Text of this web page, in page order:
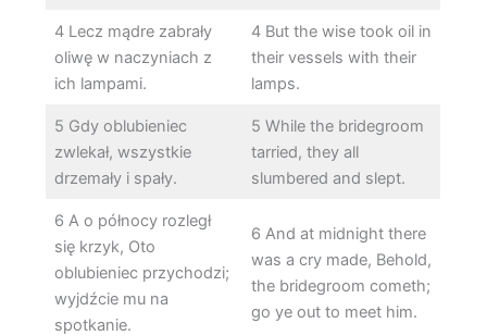
4 Lecz mądre zabrały
oliwę w naczyniach z
ich lampami.
4 But the wise took oil in
their vessels with their
lamps.
5 Gdy oblubieniec
zwlekał, wszystkie
drzemały i spały.
5 While the bridegroom
tarried, they all
slumbered and slept.
6 A o północy rozległ
się krzyk, Oto
oblubieniec przychodzi;
wyjdźcie mu na
spotkanie.
6 And at midnight there
was a cry made, Behold,
the bridegroom cometh;
go ye out to meet him.